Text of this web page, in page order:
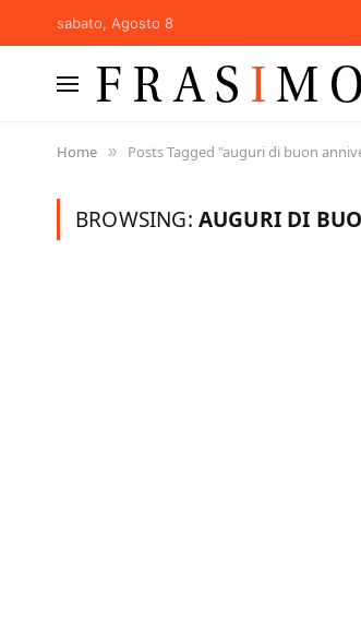
sabato, Agosto 8
Home » Posts Tagged "auguri di buon
BROWSING: AUGURI DI